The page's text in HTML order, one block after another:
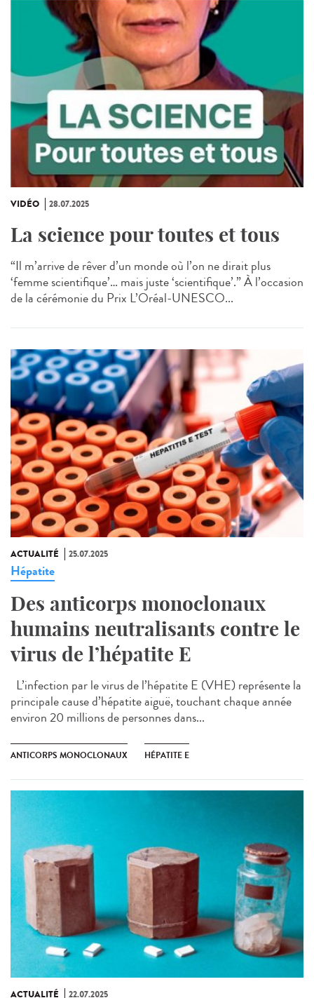
VIDÉO 28.07.2025
La science pour toutes et tous
“Il m’arrive de rêver d’un monde où l’on ne dirait plus
‘femme scientifique’… mais juste ‘scientifique’.” À l’occasion
de la cérémonie du Prix L’Oréal-UNESCO...
ACTUALITÉ 25.07.2025
Hépatite
Des anticorps monoclonaux
humains neutralisants contre le
virus de l’hépatite E
L’infection par le virus de l’hépatite E (VHE) représente la
principale cause d’hépatite aiguë, touchant chaque année
environ 20 millions de personnes dans...
ANTICORPS MONOCLONAUX HÉPATITE E
ACTUALITÉ 22.07.2025